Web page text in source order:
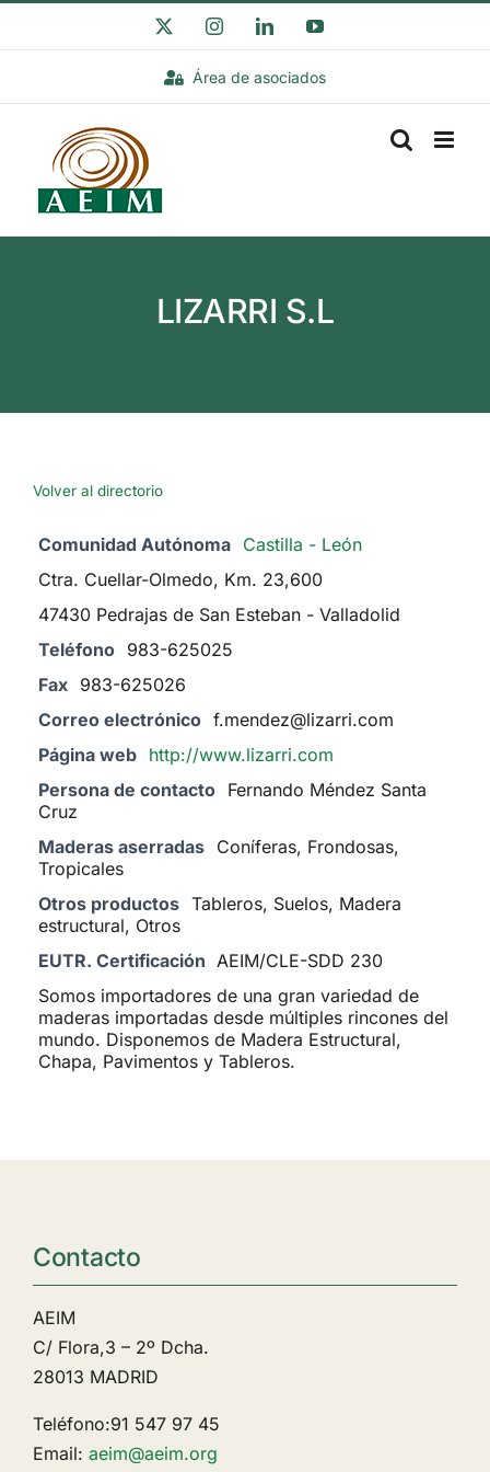
al
InstagramLinkedInYouTube
Área de asociados
LIZARRI S.L
Volver al directorio
Comunidad Autónoma Castilla - León
Ctra. Cuellar-Olmedo, Km. 23,600
47430 Pedrajas de San Esteban - Valladolid
Teléfono 983-625025
Fax 983-625026
Correo electrónico f.mendez@lizarri.com
Página web http://www.lizarri.com
Persona de contacto Fernando Méndez Santa
Cruz
Maderas aserradas Coníferas, Frondosas,
Tropicales
Otros productos Tableros, Suelos, Madera
estructural, Otros
EUTR. Certificación AEIM/CLE-SDD 230
Somos importadores de una gran variedad de
maderas importadas desde múltiples rincones del
mundo. Disponemos de Madera Estructural,
Chapa, Pavimentos y Tableros.
Contacto
AEIM
C/ Flora,3 – 2º Dcha.
28013 MADRID
Teléfono:91 547 97 45
Email: aeim@aeim.org